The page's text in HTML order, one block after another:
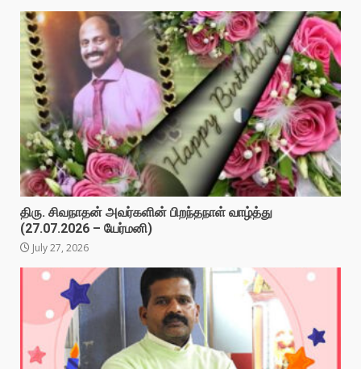
திரு. சிவநாதன் அவர்களின் பிறந்தநாள் வாழ்த்து
(27.07.2026 – யேர்மனி)
July 27, 2026